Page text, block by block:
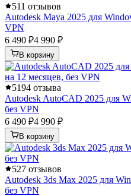
511 отзывов
Autodesk Maya 2025 для
VPN
6 490 ₽4 990 ₽
В корзину
5194 отзыва
Autodesk AutoCAD 2025 для
без VPN
6 490 ₽4 990 ₽
В корзину
527 отзывов
Autodesk 3ds Max 2025 для
без VPN